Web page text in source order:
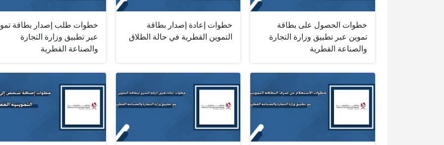
خطوات الحصول على بطاقة
تموين عبر تطبيق وزارة التجارة
والصناعة القطرية
خطوات إعادة إصدار بطاقة
التموين القطرية في حالة الطلاق
خطوات طلب إصدار بطاقة
عبر تطبيق وزارة التجارة
والصناعة القطرية